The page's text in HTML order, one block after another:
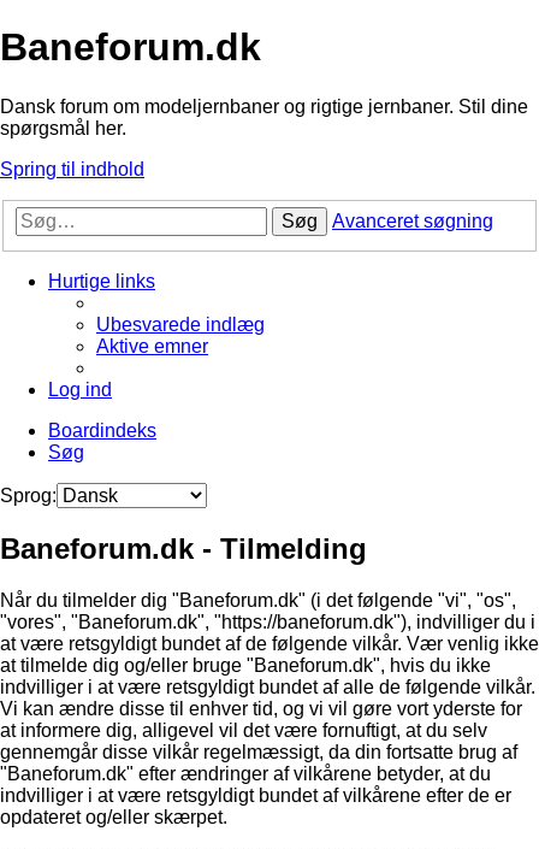
Baneforum.dk
Dansk forum om modeljernbaner og rigtige jernbaner. Stil dine
spørgsmål her.
Spring til indhold
Søg Avanceret søgning
Hurtige links
Ubesvarede indlæg
Aktive emner
Log ind
Boardindeks
Søg
Sprog:
Baneforum.dk - Tilmelding
Når du tilmelder dig "Baneforum.dk" (i det følgende "vi", "os",
"vores", "Baneforum.dk", "https://baneforum.dk"), indvilliger du i
at være retsgyldigt bundet af de følgende vilkår. Vær venlig ikke
at tilmelde dig og/eller bruge "Baneforum.dk", hvis du ikke
indvilliger i at være retsgyldigt bundet af alle de følgende vilkår.
Vi kan ændre disse til enhver tid, og vi vil gøre vort yderste for
at informere dig, alligevel vil det være fornuftigt, at du selv
gennemgår disse vilkår regelmæssigt, da din fortsatte brug af
"Baneforum.dk" efter ændringer af vilkårene betyder, at du
indvilliger i at være retsgyldigt bundet af vilkårene efter de er
opdateret og/eller skærpet.